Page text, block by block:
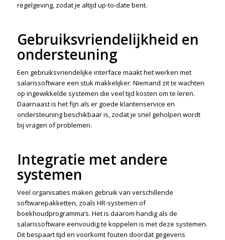
regelgeving, zodat je altijd up-to-date bent.
Gebruiksvriendelijkheid en
ondersteuning
Een gebruiksvriendelijke interface maakt het werken met
salarissoftware een stuk makkelijker. Niemand zit te wachten
op ingewikkelde systemen die veel tijd kosten om te leren.
Daarnaast is het fijn als er goede klantenservice en
ondersteuning beschikbaar is, zodat je snel geholpen wordt
bij vragen of problemen.
Integratie met andere
systemen
Veel organisaties maken gebruik van verschillende
softwarepakketten, zoals HR-systemen of
boekhoudprogramma’s. Het is daarom handig als de
salarissoftware eenvoudig te koppelen is met deze systemen.
Dit bespaart tijd en voorkomt fouten doordat gegevens